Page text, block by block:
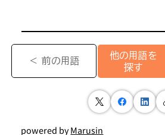
＜ 前の用語
他の用語を
探す
powered byMarusin